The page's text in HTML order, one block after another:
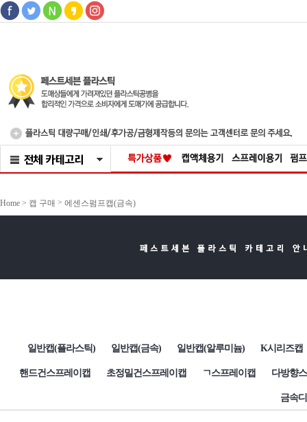
Home > 캡 구매 > 에센스펌프캡(금속)
일반캡(플라스틱) 일반캡(금속) 일반캡(알루미늄) K시리즈캡
핸드건스프레이캡 초정밀건스프레이캡 ㄱ스프레이캡 다방향
금속